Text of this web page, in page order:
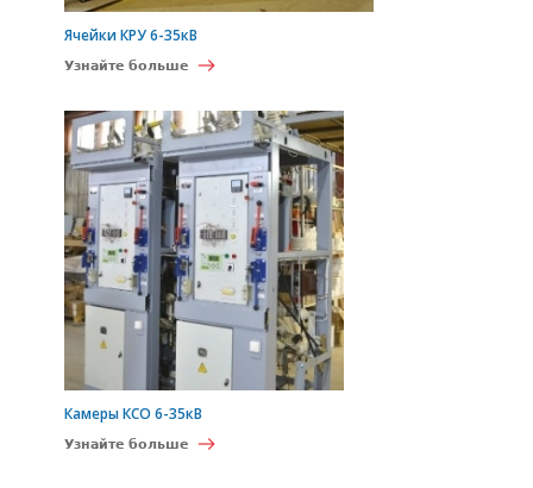
Ячейки КРУ 6-35кВ
Узнайте больше
Камеры КСО 6-35кВ
Узнайте больше